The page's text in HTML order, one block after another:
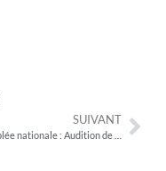
SUIVANT